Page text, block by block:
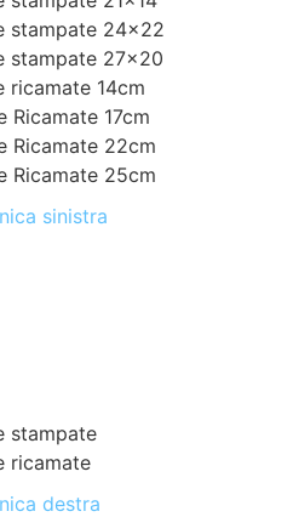
stampate 24×22
stampate 27×20
ricamate 14cm
Ricamate 17cm
Ricamate 22cm
Ricamate 25cm
sinistra
stampate
ricamate
destra